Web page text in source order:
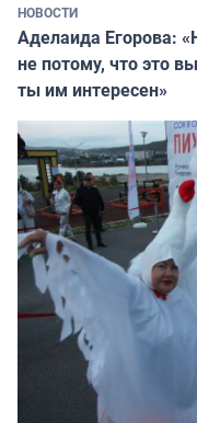
НОВОСТИ
Аделаида Егорова:
не потому, что это
ты им интересен»